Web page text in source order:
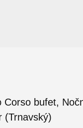
Corso bufet,
(Trnavský)